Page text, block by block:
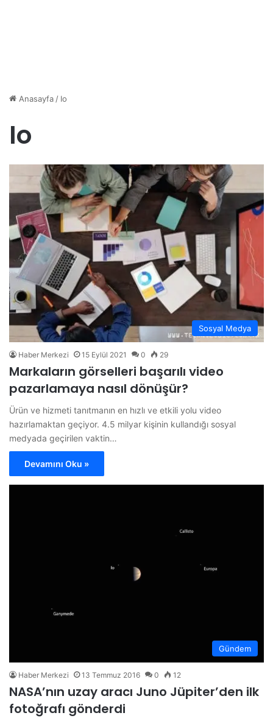
Anasayfa/ Io
Io
Sosyal Medya
Haber Merkezi 15 Eylül 2021 0 29
Markaların görselleri başarılı video
pazarlamaya nasıl dönüşür?
Ürün ve hizmeti tanıtmanın en hızlı ve etkili yolu video
hazırlamaktan geçiyor. 4.5 milyar kişinin kullandığı sosyal
medyada geçirilen vaktin…
Devamını Oku »
Gündem
Haber Merkezi 13 Temmuz 2016 0 12
NASA’nın uzay aracı Juno Jüpiter’den ilk
fotoğrafı gönderdi